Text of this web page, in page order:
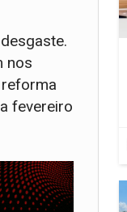
nos
fevereiro